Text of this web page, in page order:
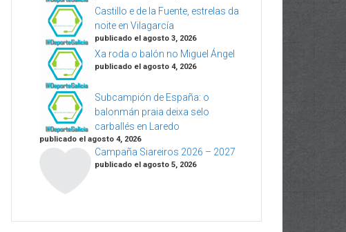
Castillo e de la Fuente, estrelas da
noite en Vilagarcía
publicado el agosto 3, 2026
Xa roda o balón no Miguel Ángel
publicado el agosto 4, 2026
Subcampión de España: o
balonmán praia deixa selo
carballés en Laredo
publicado el agosto 4, 2026
Campaña Siareiros 2026 – 2027
publicado el agosto 5, 2026